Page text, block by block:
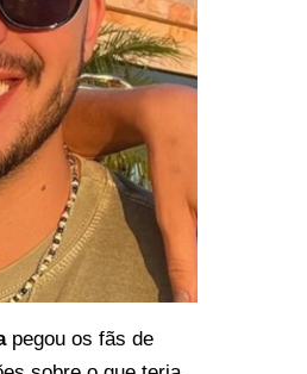
pegou os fãs de